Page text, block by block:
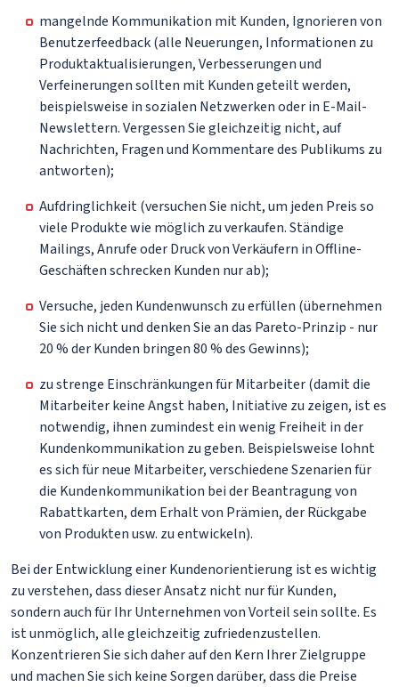
mangelnde Kommunikation mit Kunden, Ignorieren von
Benutzerfeedback (alle Neuerungen, Informationen zu
Produktaktualisierungen, Verbesserungen und
Verfeinerungen sollten mit Kunden geteilt werden,
beispielsweise in sozialen Netzwerken oder in E-Mail-
Newslettern. Vergessen Sie gleichzeitig nicht, auf
Nachrichten, Fragen und Kommentare des Publikums zu
antworten);
Aufdringlichkeit (versuchen Sie nicht, um jeden Preis so
viele Produkte wie möglich zu verkaufen. Ständige
Mailings, Anrufe oder Druck von Verkäufern in Offline-
Geschäften schrecken Kunden nur ab);
Versuche, jeden Kundenwunsch zu erfüllen (übernehmen
Sie sich nicht und denken Sie an das Pareto-Prinzip - nur
20 % der Kunden bringen 80 % des Gewinns);
zu strenge Einschränkungen für Mitarbeiter (damit die
Mitarbeiter keine Angst haben, Initiative zu zeigen, ist es
notwendig, ihnen zumindest ein wenig Freiheit in der
Kundenkommunikation zu geben. Beispielsweise lohnt
es sich für neue Mitarbeiter, verschiedene Szenarien für
die Kundenkommunikation bei der Beantragung von
Rabattkarten, dem Erhalt von Prämien, der Rückgabe
von Produkten usw. zu entwickeln).
Bei der Entwicklung einer Kundenorientierung ist es wichtig
zu verstehen, dass dieser Ansatz nicht nur für Kunden,
sondern auch für Ihr Unternehmen von Vorteil sein sollte. Es
ist unmöglich, alle gleichzeitig zufriedenzustellen.
Konzentrieren Sie sich daher auf den Kern Ihrer Zielgruppe
und machen Sie sich keine Sorgen darüber, dass die Preise